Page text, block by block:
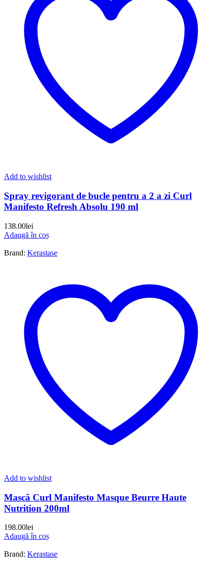
Add to wishlist
Spray revigorant de bucle pentru a 2 a zi Curl
Manifesto Refresh Absolu 190 ml
138.00lei
Adaugă în coș
Brand: Kerastase
Add to wishlist
Mască Curl Manifesto Masque Beurre Haute
Nutrition 200ml
198.00lei
Adaugă în coș
Brand: Kerastase